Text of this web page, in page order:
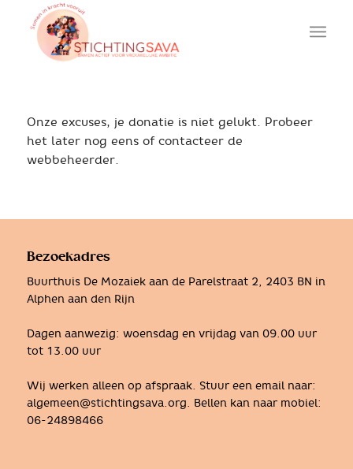
Onze excuses, je donatie is niet gelukt. Probeer
het later nog eens of contacteer de
webbeheerder.
Bezoekadres
Buurthuis De Mozaiek aan de Parelstraat 2, 2403 BN in
Alphen aan den Rijn
Dagen aanwezig: woensdag en vrijdag van 09.00 uur
tot 13.00 uur
Wij werken alleen op afspraak. Stuur een email naar:
algemeen@stichtingsava.org. Bellen kan naar mobiel:
06-24898466